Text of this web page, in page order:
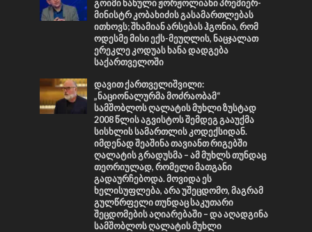
გოიმი ნანული ჟორჟოლიანი პრემიერ-
მინისტრ კობახიძის გასამართლებას
ითხოვს; შხამიან არსებას ჰგონია, რომ
ოდესმე მისი ექს-მეუღლის, ნაცჯალათ
ერეკლე კოდუას ხანა დადგება
საქართველოში
დავით ქართველიშვილი:
„ნაციონალურმა მოძრაობამ“
სამშობლოს ღალატის მუხლი ზუსტად
2008 წლის აგვისტოს შემდეგ გააუქმა
სისხლის სამართლის კოდექსიდან.
იმდენად შეაშინა თავიანთ რიგებში
ღალატის გრადუსმა – ამ მუხლს თუნდაც
თეორიულად, რომელი მათგანი
გადაურჩებოდა. მოვიდა ეს
ხელისუფლება, არა უშეცდომო, მაგრამ
გულწრფელი თუნდაც საკუთარი
შეცდომების აღიარებაში – და აღადგინა
სამშობლოს ღალატის მუხლი